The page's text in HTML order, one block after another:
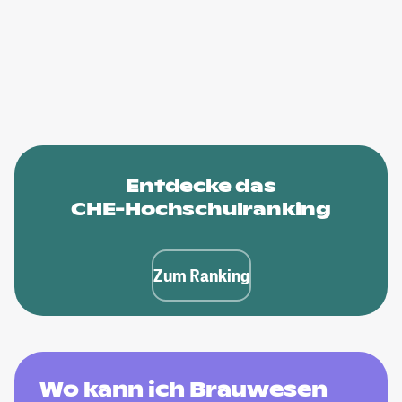
Entdecke das
CHE-Hochschulranking
Zum Ranking
Wo kann ich Brauwesen